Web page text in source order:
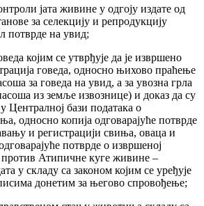
јата живине у одгоју издате од
за селекцију и репродукцију
потврде на увид;
којим се утврђује да је извршено
говеда, односно њихово праћење
за говеда на увид, а за увозна грла
из земље извознице) и доказ да су
Централној бази података о
односно копија одговарајуће потврде
и регистрацији свиња, оваца и
потврде о извршеној
Атипичне куге живине –
у складу са законом којим се уређује
донетим за његово спровођење;